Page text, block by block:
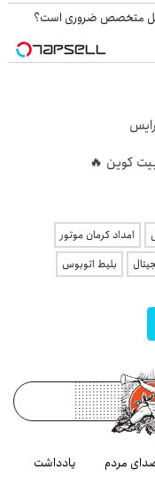
متخصص ضروری است؟
امداد کرمان موتور
بلیط اتوبوس
مردم
یادداشت